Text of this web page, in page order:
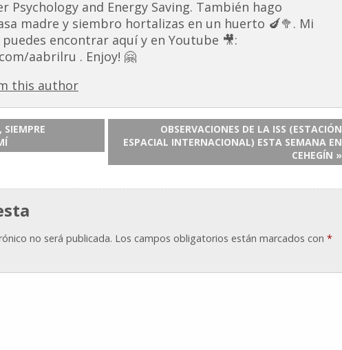
Psychology and Energy Saving. También hago
madre y siembro hortalizas en un huerto 🍆🥦. Mi
encontrar aquí y en Youtube 🎥:
aabrilru . Enjoy! 🤗
this author
OBSERVACIONES DE LA ISS (ESTACIÓN
ESPACIAL INTERNACIONAL) ESTA SEMANA EN
CEHEGÍN »
no será publicada. Los campos obligatorios están marcados con*